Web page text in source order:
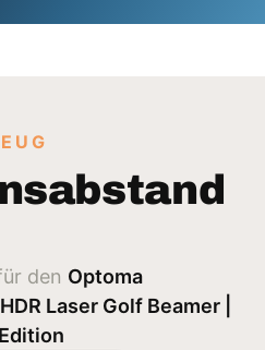
den Optoma
Laser Golf Beamer |